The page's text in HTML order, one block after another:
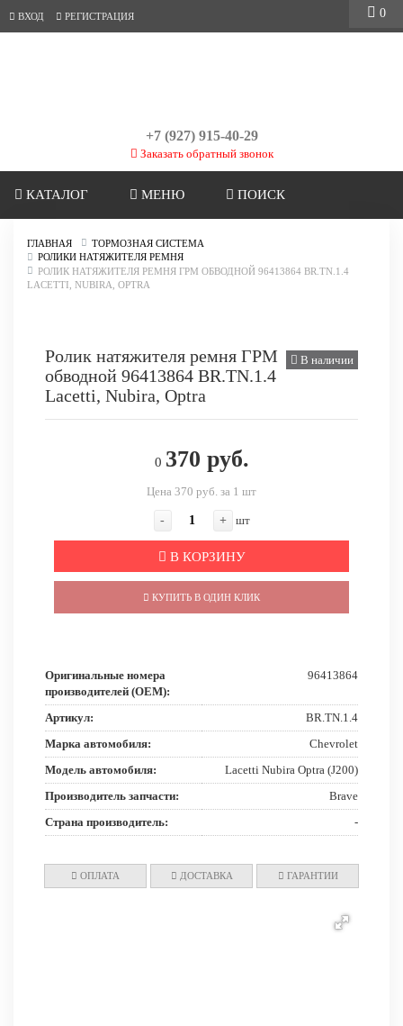
ВХОД РЕГИСТРАЦИЯ
+7 (927) 915-40-29
Заказать обратный звонок
КАТАЛОГ МЕНЮ ПОИСК
ГЛАВНАЯ
ТОРМОЗНАЯ СИСТЕМА
РОЛИКИ НАТЯЖИТЕЛЯ РЕМНЯ
РОЛИК НАТЯЖИТЕЛЯ РЕМНЯ ГРМ ОБВОДНОЙ 96413864 BR.TN.1.4
LACETTI, NUBIRA, OPTRA
В наличии
Ролик натяжителя ремня ГРМ
обводной 96413864 BR.TN.1.4
Lacetti, Nubira, Optra
0 370 руб.
Цена 370 руб. за 1 шт
- + шт
В КОРЗИНУ
КУПИТЬ В ОДИН КЛИК
Оригинальные номера
производителей (OEM):
96413864
Артикул:
BR.TN.1.4
Марка автомобиля:
Chevrolet
Модель автомобиля:
Lacetti Nubira Optra (J200)
Производитель запчасти:
Brave
Страна производитель:
-
ОПЛАТА ДОСТАВКА ГАРАНТИИ
0